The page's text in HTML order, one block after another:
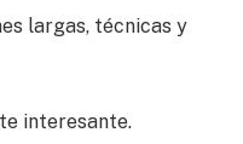
largas, técnicas y
interesante.